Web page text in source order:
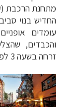
מתחנת הרכבת
החדיש בנוי
עומדים
והכבדים,
זרחה בשעה 3 לפנות בוקר, עשו עבורי את העבודה.